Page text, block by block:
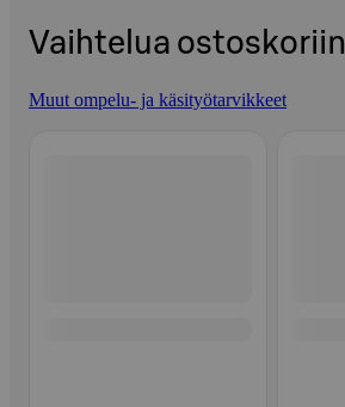
Vaihtelua ostoskoriin
Muut ompelu- ja käsityötarvikkeet